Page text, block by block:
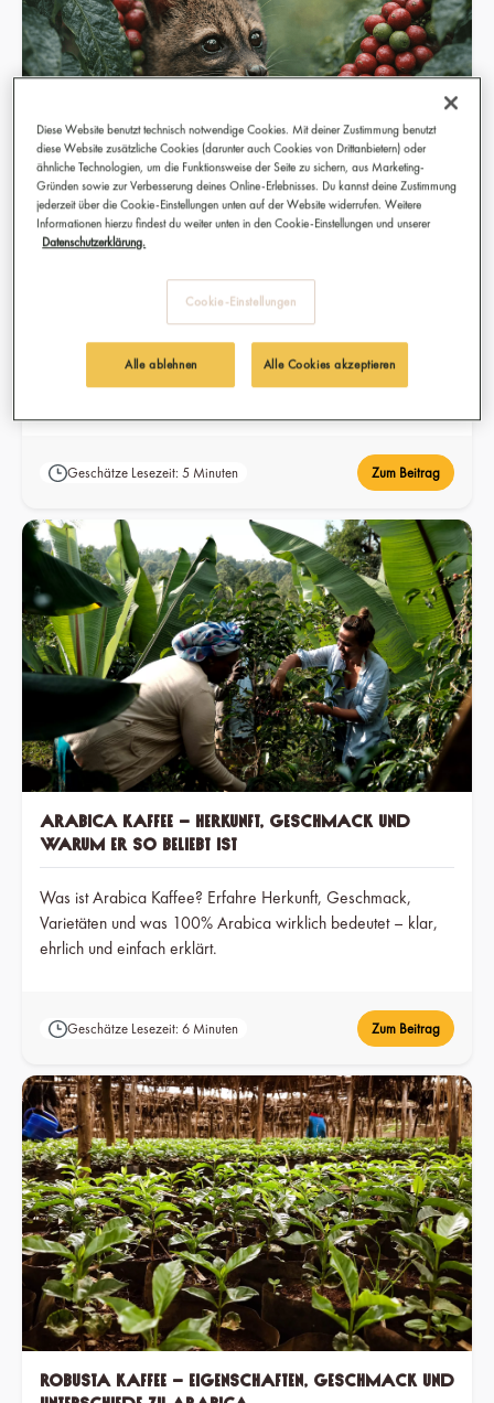
der Welt im ehrlichen Faktencheck
entsteht, warum er so teuer ist und welche ethischen
Probleme dahinterstecken.
Geschätze Lesezeit: 5 Minuten Zum Beitrag
Arabica Kaffee – Herkunft, Geschmack und
warum er so beliebt ist
Was ist Arabica Kaffee? Erfahre Herkunft, Geschmack,
Varietäten und was 100% Arabica wirklich bedeutet – klar,
ehrlich und einfach erklärt.
Geschätze Lesezeit: 6 Minuten Zum Beitrag
Robusta Kaffee – Eigenschaften, Geschmack und
Diese Website benutzt technisch notwendige Cookies. Mit deiner Zustimmung benutzt
diese Website zusätzliche Cookies (darunter auch Cookies von Drittanbietern) oder
ähnliche Technologien, um die Funktionsweise der Seite zu sichern, aus Marketing-
Gründen sowie zur Verbesserung deines Online-Erlebnisses. Du kannst deine Zustimmung
jederzeit über die Cookie-Einstellungen unten auf der Website widerrufen. Weitere
Informationen hierzu findest du weiter unten in den Cookie-Einstellungen und unserer
Datenschutzerklärung.
Cookie-Einstellungen
Alle ablehnen Alle Cookies akzeptieren